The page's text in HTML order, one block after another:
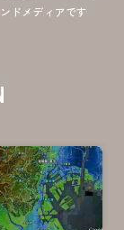
ドメディアです